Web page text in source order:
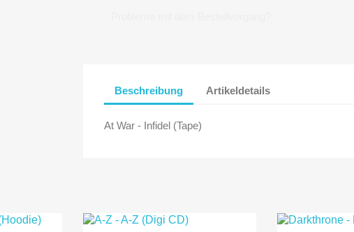
Beschreibung Artikeldetails
At War - Infidel (Tape)